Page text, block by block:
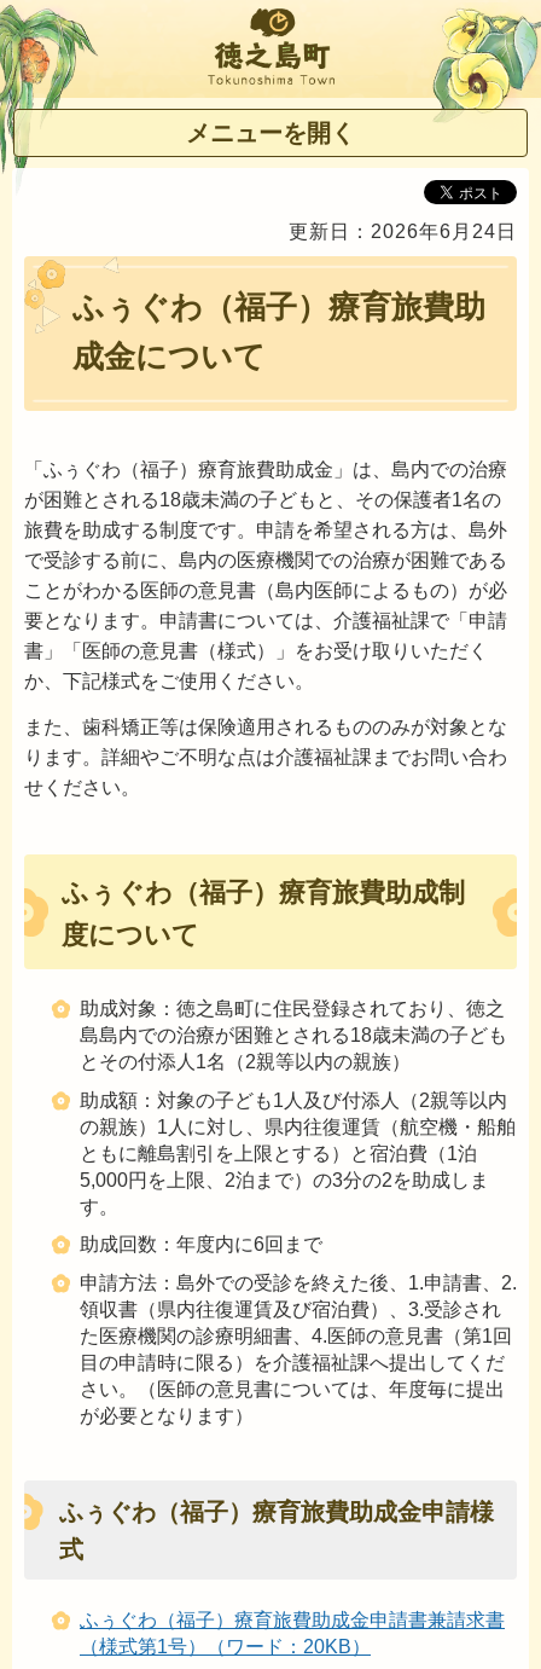
徳之島町
メニューを開く
更新日：2026年6月24日
ふぅぐわ（福子）療育旅費助
成金について
「ふぅぐわ（福子）療育旅費助成金」は、島内での治療
が困難とされる18歳未満の子どもと、その保護者1名の
旅費を助成する制度です。申請を希望される方は、島外
で受診する前に、島内の医療機関での治療が困難である
ことがわかる医師の意見書（島内医師によるもの）が必
要となります。申請書については、介護福祉課で「申請
書」「医師の意見書（様式）」をお受け取りいただく
か、下記様式をご使用ください。
また、歯科矯正等は保険適用されるもののみが対象とな
ります。詳細やご不明な点は介護福祉課までお問い合わ
せください。
ふぅぐわ（福子）療育旅費助成制
度について
助成対象：徳之島町に住民登録されており、徳之
島島内での治療が困難とされる18歳未満の子ども
とその付添人1名（2親等以内の親族）
助成額：対象の子ども1人及び付添人（2親等以内
の親族）1人に対し、県内往復運賃（航空機・船舶
ともに離島割引を上限とする）と宿泊費（1泊
5,000円を上限、2泊まで）の3分の2を助成しま
す。
助成回数：年度内に6回まで
申請方法：島外での受診を終えた後、1.申請書、2.
領収書（県内往復運賃及び宿泊費）、3.受診され
た医療機関の診療明細書、4.医師の意見書（第1回
目の申請時に限る）を介護福祉課へ提出してくだ
さい。（医師の意見書については、年度毎に提出
が必要となります）
ふぅぐわ（福子）療育旅費助成金申請様
式
ふぅぐわ（福子）療育旅費助成金申請書兼請求書
（様式第1号）（ワード：20KB）